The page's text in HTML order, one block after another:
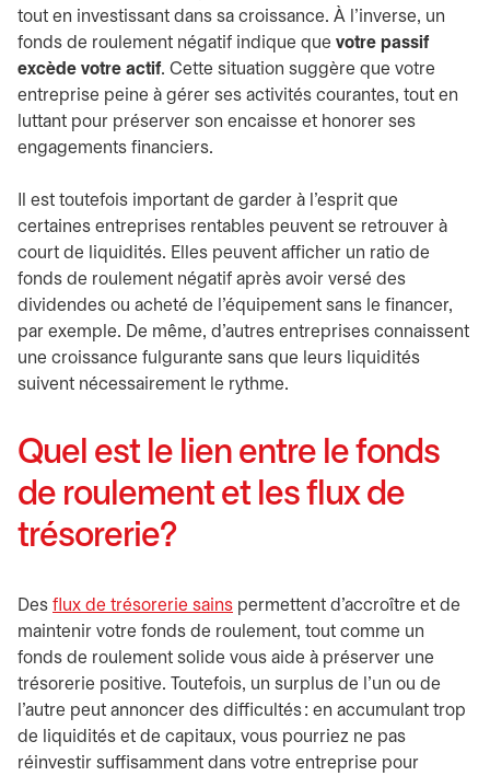
tout en investissant dans sa croissance. À l’inverse, un
fonds de roulement négatif indique que votre passif
excède votre actif. Cette situation suggère que votre
entreprise peine à gérer ses activités courantes, tout en
luttant pour préserver son encaisse et honorer ses
engagements financiers.
Il est toutefois important de garder à l’esprit que
certaines entreprises rentables peuvent se retrouver à
court de liquidités. Elles peuvent afficher un ratio de
fonds de roulement négatif après avoir versé des
dividendes ou acheté de l’équipement sans le financer,
par exemple. De même, d’autres entreprises connaissent
une croissance fulgurante sans que leurs liquidités
suivent nécessairement le rythme.
Quel est le lien entre le fonds
de roulement et les flux de
trésorerie?
Des flux de trésorerie sains permettent d’accroître et de
maintenir votre fonds de roulement, tout comme un
fonds de roulement solide vous aide à préserver une
trésorerie positive. Toutefois, un surplus de l’un ou de
l’autre peut annoncer des difficultés : en accumulant trop
de liquidités et de capitaux, vous pourriez ne pas
réinvestir suffisamment dans votre entreprise pour